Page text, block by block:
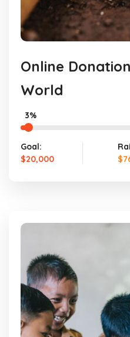
Online
World
3%
Goal:
$20,000